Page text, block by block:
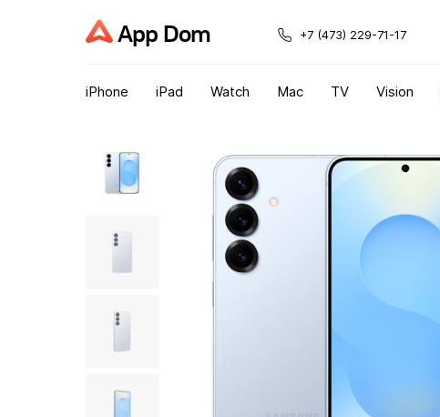
App Dom +7 (473) 229-71-17
iPhone iPad Watch Mac TV Vision